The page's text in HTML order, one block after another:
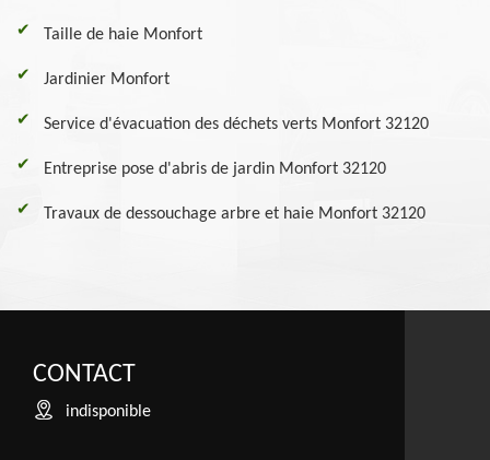
Taille de haie Monfort
Jardinier Monfort
Service d'évacuation des déchets verts Monfort 32120
Entreprise pose d'abris de jardin Monfort 32120
Travaux de dessouchage arbre et haie Monfort 32120
CONTACT
indisponible